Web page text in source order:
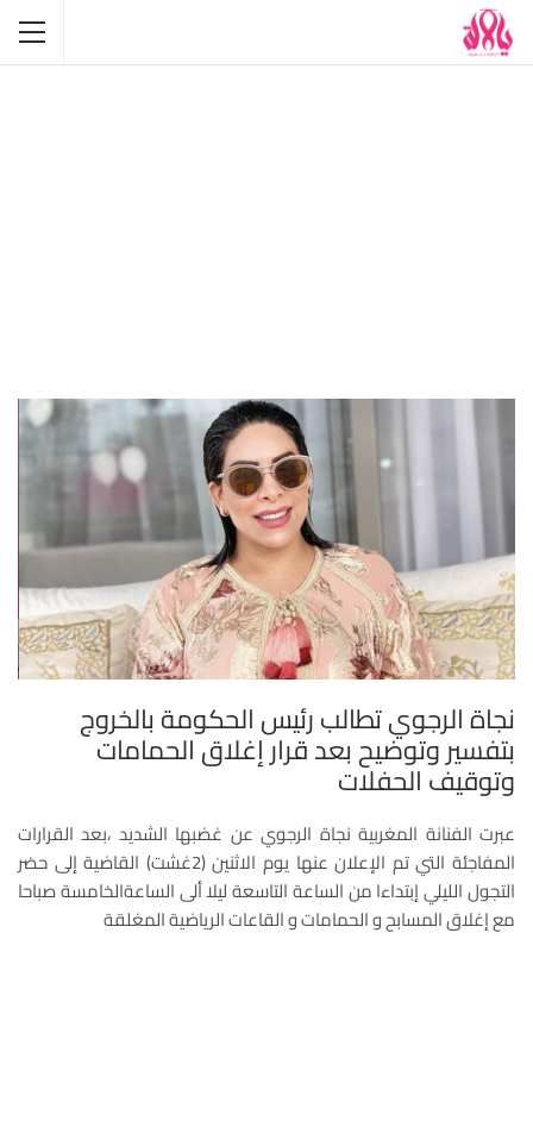
نجاة الرجوي تطالب رئيس الحكومة بالخروج
بتفسير وتوضيح بعد قرار إغلاق الحمامات
وتوقيف الحفلات
عبرت الفنانة المغربية نجاة الرجوي عن غضبها الشديد ،بعد القرارات
المفاجئة التي تم الإعلان عنها يوم الاثنين (2غشت) القاضية إلى حضر
التجول الليلي إبتداءا من الساعة التاسعة ليلا ألى الساعةالخامسة صباحا
مع إغلاق المسابح و الحمامات و القاعات الرياضية المغلقة